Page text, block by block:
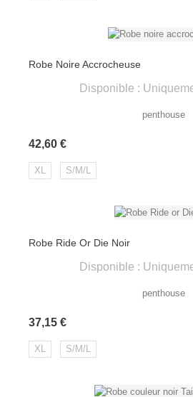
Robe Noire Accrocheuse
Disponible :
penthouse
42,60 €Prix
XL S/M/L
Robe Ride Or Die Noir
Disponible :
penthouse
37,15 €Prix
XL S/M/L